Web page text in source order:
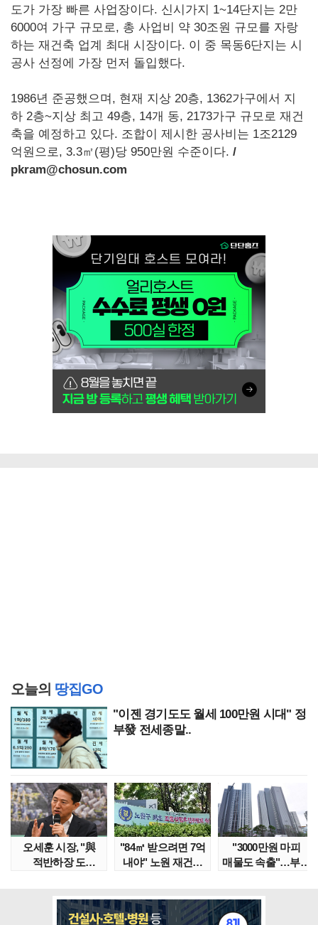
도가 가장 빠른 사업장이다. 신시가지 1~14단지는 2만
6000여 가구 규모로, 총 사업비 약 30조원 규모를 자랑
하는 재건축 업계 최대 시장이다. 이 중 목동6단지는 시
공사 선정에 가장 먼저 돌입했다.
1986년 준공했으며, 현재 지상 20층, 1362가구에서 지
하 2층~지상 최고 49층, 14개 동, 2173가구 규모로 재건
축을 예정하고 있다. 조합이 제시한 공사비는 1조2129
억원으로, 3.3㎡(평)당 950만원 수준이다. /
pkram@chosun.com
오늘의 땅집GO
"이젠 경기도도 월세 100만원 시대" 정
부發 전세종말..
오세훈 시장, "與
적반하장 도
"84㎡ 받으려면 7억
내야" 노원 재건축
"3000만원 마피
매물도 속출"…부산